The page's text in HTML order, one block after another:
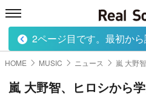
HOME MUSIC
HOME MUSIC ニュース 嵐 大野
嵐 大野智、ヒロシから
2ページ目です。最初か